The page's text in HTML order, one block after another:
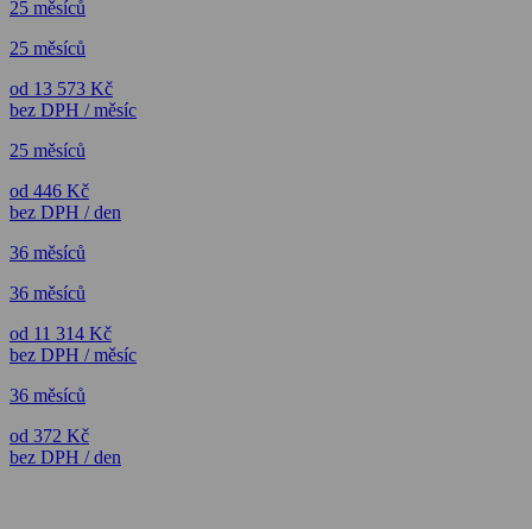
25 měsíců
25 měsíců
od 13 573 Kč
bez DPH / měsíc
25 měsíců
od 446 Kč
bez DPH / den
36 měsíců
36 měsíců
od 11 314 Kč
bez DPH / měsíc
36 měsíců
od 372 Kč
bez DPH / den